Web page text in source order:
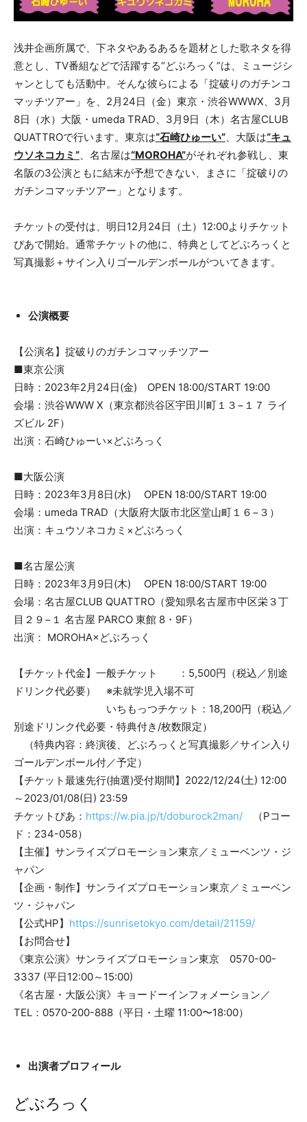
浅井企画所属で、下ネタやあるあるを題材とした歌ネタを得
意とし、TV番組などで活躍する“どぶろっく”は、ミュージシ
ャンとしても活動中。そんな彼らによる「掟破りのガチンコ
マッチツアー」を、2月24日（金）東京・渋谷WWWX、3月
8日（水）大阪・umeda TRAD、3月9日（木）名古屋CLUB
QUATTROで行います。東京は“石崎ひゅーい”、大阪は“キュ
ウソネコカミ”、名古屋は“MOROHA”がそれぞれ参戦し、東
名阪の3公演ともに結末が予想できない、まさに「掟破りの
ガチンコマッチツアー」となります。
チケットの受付は、明日12月24日（土）12:00よりチケット
ぴあで開始。通常チケットの他に、特典としてどぶろっくと
写真撮影＋サイン入りゴールデンボールがついてきます。
公演概要
【公演名】掟破りのガチンコマッチツアー
■東京公演
日時：2023年2月24日(金) OPEN 18:00/START 19:00
会場：渋谷WWW X（東京都渋谷区宇田川町１３−１７ ライ
ズビル 2F）
出演：石崎ひゅーい×どぶろっく
■大阪公演
日時：2023年3月8日(水) OPEN 18:00/START 19:00
会場：umeda TRAD（大阪府大阪市北区堂山町１６−３）
出演：キュウソネコカミ×どぶろっく
■名古屋公演
日時：2023年3月9日(木) OPEN 18:00/START 19:00
会場：名古屋CLUB QUATTRO（愛知県名古屋市中区栄３丁
目２９−１ 名古屋 PARCO 東館 8・9F）
出演： MOROHA×どぶろっく
【チケット代金】一般チケット ：5,500円（税込／別途
ドリンク代必要） ※未就学児入場不可
いちもっつチケット：18,200円（税込／
別途ドリンク代必要・特典付き/枚数限定）
（特典内容：終演後、どぶろっくと写真撮影／サイン入り
ゴールデンボール付／予定）
【チケット最速先行(抽選)受付期間】2022/12/24(土) 12:00
～2023/01/08(日) 23:59
チケットぴあ： https://w.pia.jp/t/doburock2man/ （Pコー
ド：234-058）
【主催】サンライズプロモーション東京／ミューベンツ・ジ
ャパン
【企画・制作】サンライズプロモーション東京／ミューベン
ツ・ジャパン
【公式HP】 https://sunrisetokyo.com/detail/21159/
【お問合せ】
《東京公演》サンライズプロモーション東京 0570-00-
3337 (平日12:00～15:00)
《名古屋・大阪公演》キョードーインフォメーション／
TEL：0570-200-888（平日・土曜 11:00〜18:00）
出演者プロフィール
どぶろっく